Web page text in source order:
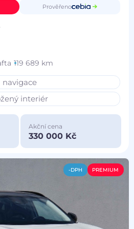
Prověřeno
119 689 km
navigace
interiér
Akční cena
330 000 Kč
-DPH PREMIUM